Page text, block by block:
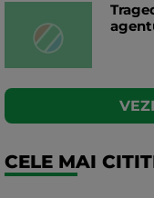
CELE MAI